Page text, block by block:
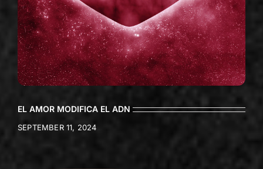
EL AMOR MODIFICA EL ADN
SEPTEMBER 11, 2024